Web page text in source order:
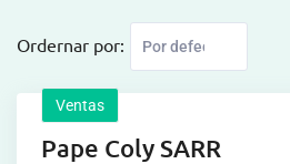
Ordernar por:
Ventas
Pape Coly SARR